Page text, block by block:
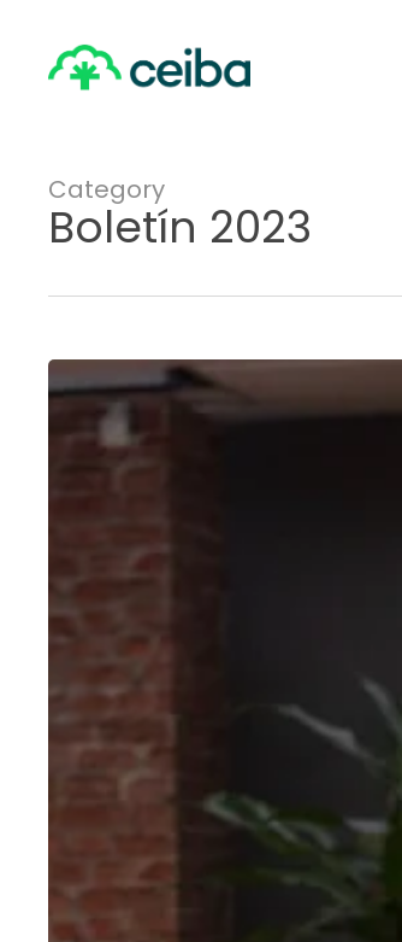
content
Hit enter to search or ESC to close
Category
Boletín 2023